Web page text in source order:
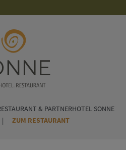
& PARTNERHOTEL SONNE
| ZUM RESTAURANT